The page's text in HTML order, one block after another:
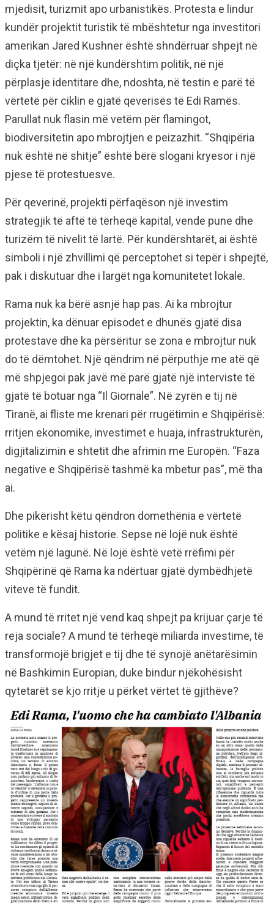
mjedisit, turizmit apo urbanistikës. Protesta e lindur
kundër projektit turistik të mbështetur nga investitori
amerikan Jared Kushner është shndërruar shpejt në
diçka tjetër: në një kundërshtim politik, në një
përplasje identitare dhe, ndoshta, në testin e parë të
vërtetë për ciklin e gjatë qeverisës të Edi Ramës.
Parullat nuk flasin më vetëm për flamingot,
biodiversitetin apo mbrojtjen e peizazhit. “Shqipëria
nuk është në shitje” është bërë slogani kryesor i një
pjese të protestuesve.
Për qeverinë, projekti përfaqëson një investim
strategjik të aftë të tërheqë kapital, vende pune dhe
turizëm të nivelit të lartë. Për kundërshtarët, ai është
simboli i një zhvillimi që perceptohet si tepër i shpejtë,
pak i diskutuar dhe i largët nga komunitetet lokale.
Rama nuk ka bërë asnjë hap pas. Ai ka mbrojtur
projektin, ka dënuar episodet e dhunës gjatë disa
protestave dhe ka përsëritur se zona e mbrojtur nuk
do të dëmtohet. Një qëndrim në përputhje me atë që
më shpjegoi pak javë më parë gjatë një interviste të
gjatë të botuar nga “Il Giornale”. Në zyrën e tij në
Tiranë, ai fliste me krenari për rrugëtimin e Shqipërisë:
rritjen ekonomike, investimet e huaja, infrastrukturën,
digjitalizimin e shtetit dhe afrimin me Europën. “Faza
negative e Shqipërisë tashmë ka mbetur pas”, më tha
ai.
Dhe pikërisht këtu qëndron domethënia e vërtetë
politike e kësaj historie. Sepse në lojë nuk është
vetëm një lagunë. Në lojë është vetë rrëfimi për
Shqipërinë që Rama ka ndërtuar gjatë dymbëdhjetë
viteve të fundit.
A mund të rritet një vend kaq shpejt pa krijuar çarje të
reja sociale? A mund të tërheqë miliarda investime, të
transformojë brigjet e tij dhe të synojë anëtarësimin
në Bashkimin Europian, duke bindur njëkohësisht
qytetarët se kjo rritje u përket vërtet të gjithëve?